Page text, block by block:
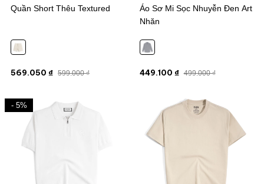
Quần Short Thêu Textured
569.050 ₫ 599.000 ₫
Áo Sơ Mi Sọc Nhuyễn Đen Art
Nhăn
449.100 ₫ 499.000 ₫
- 5%